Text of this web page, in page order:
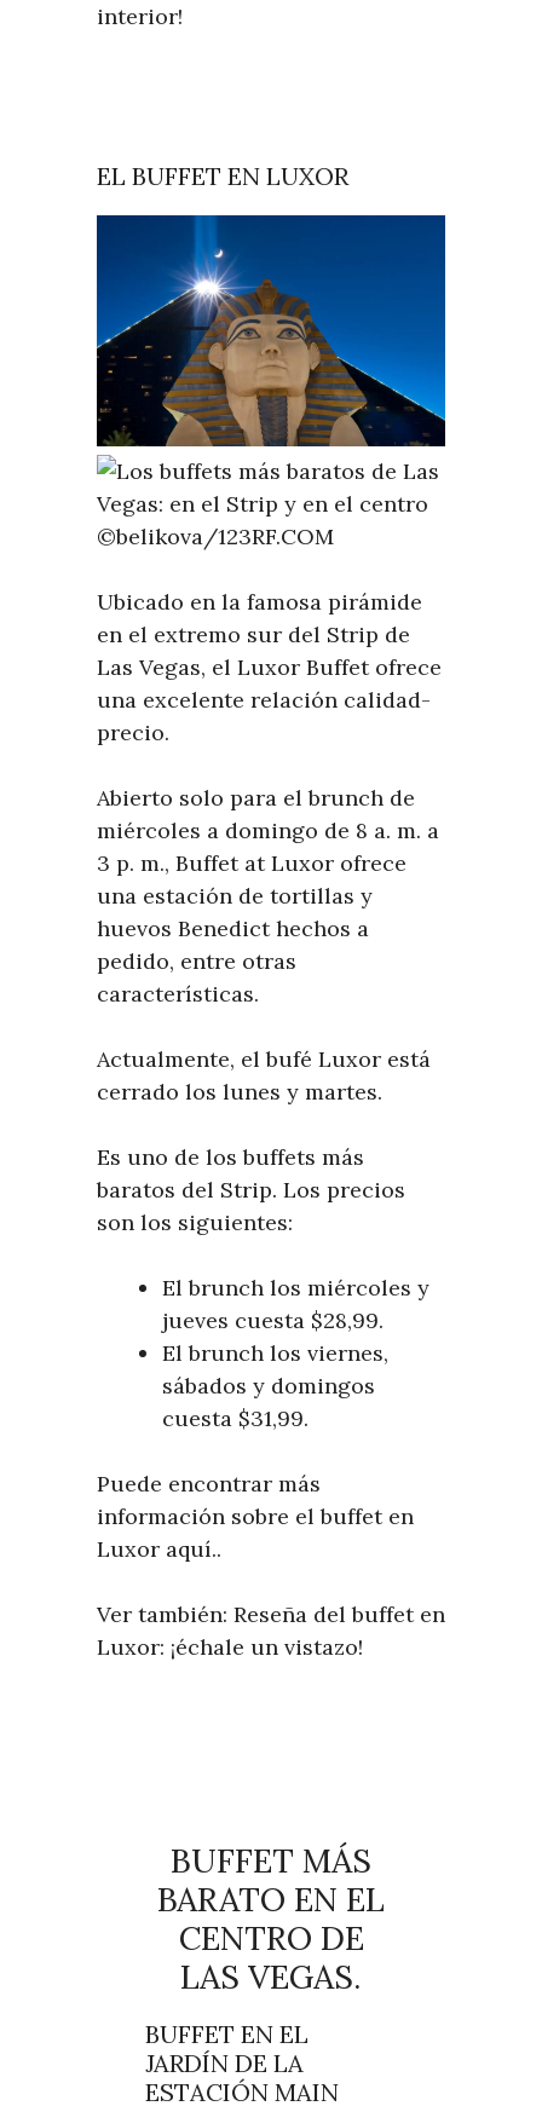
interior!
EL BUFFET EN LUXOR
©belikova/123RF.COM
Ubicado en la famosa pirámide
en el extremo sur del Strip de
Las Vegas, el Luxor Buffet ofrece
una excelente relación calidad-
precio.
Abierto solo para el brunch de
miércoles a domingo de 8 a. m. a
3 p. m., Buffet at Luxor ofrece
una estación de tortillas y
huevos Benedict hechos a
pedido, entre otras
características.
Actualmente, el bufé Luxor está
cerrado los lunes y martes.
Es uno de los buffets más
baratos del Strip. Los precios
son los siguientes:
El brunch los miércoles y
jueves cuesta $28,99.
El brunch los viernes,
sábados y domingos
cuesta $31,99.
Puede encontrar más
información sobre el buffet en
Luxor aquí..
Ver también: Reseña del buffet en
Luxor: ¡échale un vistazo!
BUFFET MÁS
BARATO EN EL
CENTRO DE
LAS VEGAS.
BUFFET EN EL
JARDÍN DE LA
ESTACIÓN MAIN